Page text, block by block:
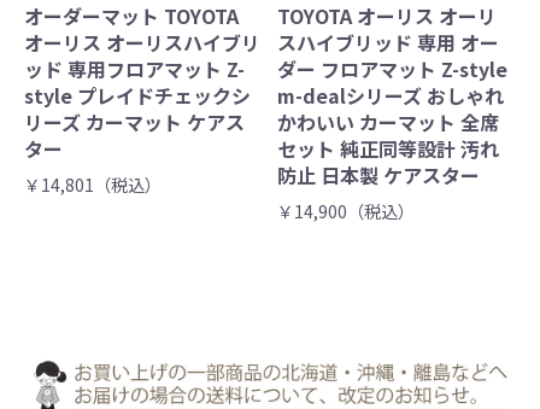
オーダーマット TOYOTA
オーリス オーリスハイブリ
ッド 専用フロアマット Z-
style プレイドチェックシ
リーズ カーマット ケアス
ター
￥14,801（税込）
TOYOTA オーリス オーリ
スハイブリッド 専用 オー
ダー フロアマット Z-style
m-dealシリーズ おしゃれ
かわいい カーマット 全席
セット 純正同等設計 汚れ
防止 日本製 ケアスター
￥14,900（税込）